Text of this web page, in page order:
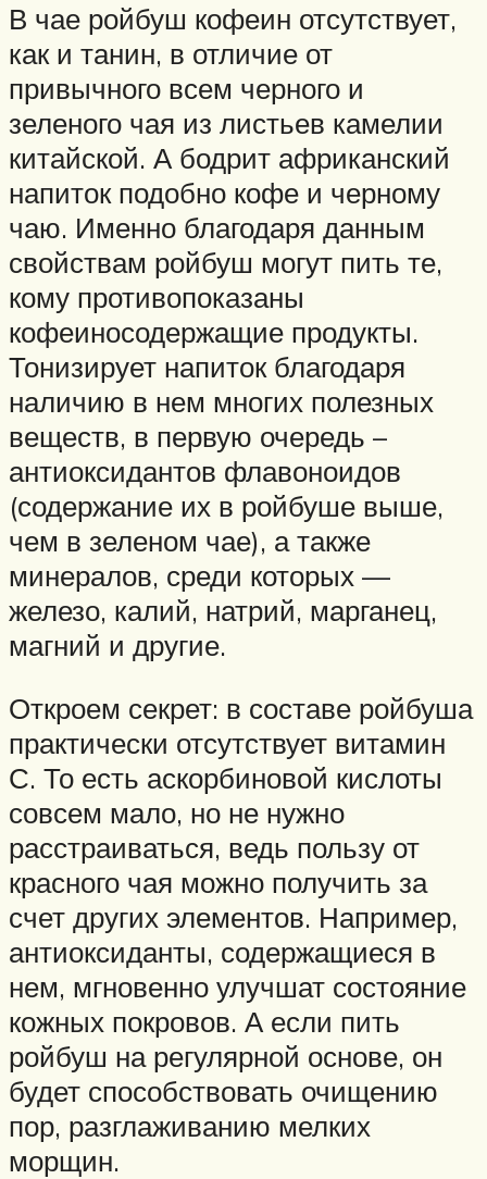
В чае ройбуш кофеин отсутствует,
как и танин, в отличие от
привычного всем черного и
зеленого чая из листьев камелии
китайской. А бодрит африканский
напиток подобно кофе и черному
чаю. Именно благодаря данным
свойствам ройбуш могут пить те,
кому противопоказаны
кофеиносодержащие продукты.
Тонизирует напиток благодаря
наличию в нем многих полезных
веществ, в первую очередь –
антиоксидантов флавоноидов
(содержание их в ройбуше выше,
чем в зеленом чае), а также
минералов, среди которых —
железо, калий, натрий, марганец,
магний и другие.
Откроем секрет: в составе ройбуша
практически отсутствует витамин
С. То есть аскорбиновой кислоты
совсем мало, но не нужно
расстраиваться, ведь пользу от
красного чая можно получить за
счет других элементов. Например,
антиоксиданты, содержащиеся в
нем, мгновенно улучшат состояние
кожных покровов. А если пить
ройбуш на регулярной основе, он
будет способствовать очищению
пор, разглаживанию мелких
морщин.